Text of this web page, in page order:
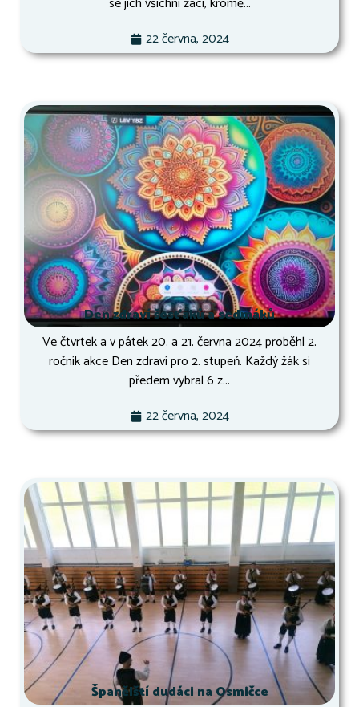
22 června, 2024
Den zdraví šesťáků a sedmáků
Ve čtvrtek a v pátek 20. a 21. června 2024 proběhl 2.
ročník akce Den zdraví pro 2. stupeň. Každý žák si
předem vybral 6 z...
22 června, 2024
Španělští dudáci na Osmičce